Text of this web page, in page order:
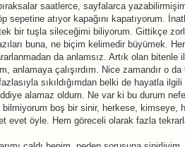
saatlerce, sayfalarca
sepetine atıyor kapağını kapatıyorum.
bir tuşla sileceğimi biliyorum. Gittikçe
buna, ne biçim kelimedir büyümek.
da anlamsız. Artık olan
anlamaya çalışırdım. Nice zamandır o
sıkıldığımdan belki de hayatla
alamaz oldum. Ne var ki bu durum
bilmiyorum boş bir sinir, herkese,
evet öyle. Hem göreceli olarak fazla